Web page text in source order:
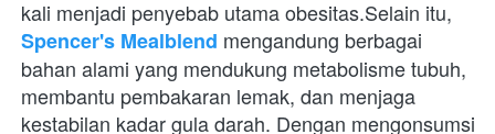
Spencer's Mealblend mengandung berbagai
bahan alami yang mendukung metabolisme tubuh,
membantu pembakaran lemak, dan menjaga